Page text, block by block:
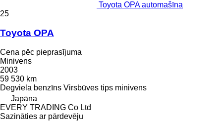
Toyota OPA automašīna
25
Toyota OPA
Cena pēc pieprasījuma
Minivens
2003
59 530 km
Degviela benzīns Virsbūves tips minivens
Japāna
EVERY TRADING Co Ltd
Sazināties ar pārdevēju